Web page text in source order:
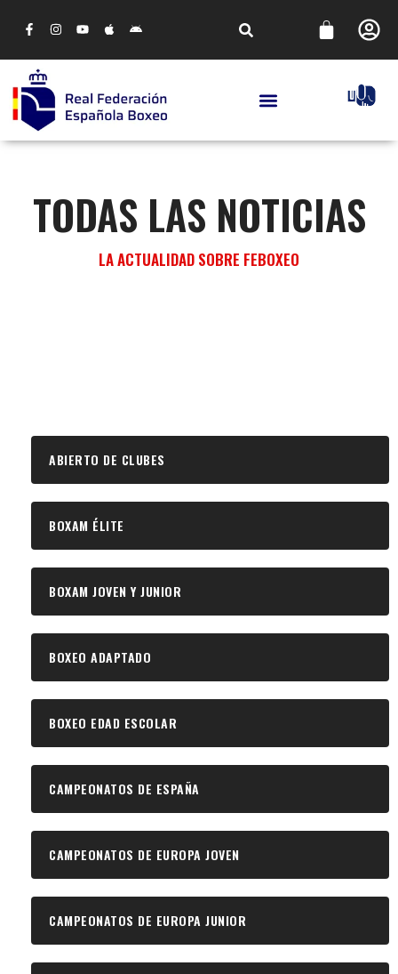
TODAS LAS NOTICIAS
LA ACTUALIDAD SOBRE FEBOXEO
ABIERTO DE CLUBES
BOXAM ÉLITE
BOXAM JOVEN Y JUNIOR
BOXEO ADAPTADO
BOXEO EDAD ESCOLAR
CAMPEONATOS DE ESPAÑA
CAMPEONATOS DE EUROPA JOVEN
CAMPEONATOS DE EUROPA JUNIOR